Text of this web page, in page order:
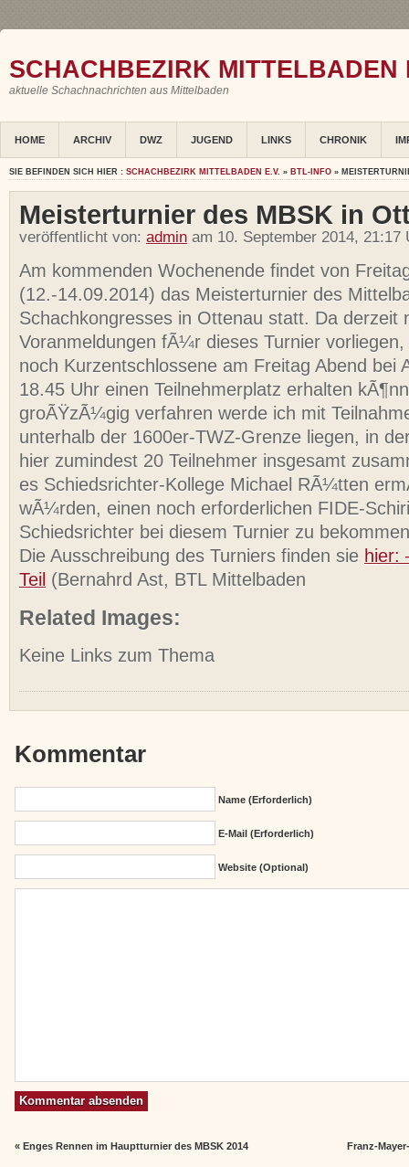
SCHACHBEZIRK MITTELBADEN
aktuelle Schachnachrichten aus Mittelbaden
HOME ARCHIV DWZ JUGEND LINKS CHRONIK
SIE BEFINDEN SICH HIER : SCHACHBEZIRK MITTELBADEN E.V. » BTL-INFO »
Meisterturnier des MBSK in
veröffentlicht von: admin am 10. September 2014,
Am kommenden Wochenende findet von
(12.-14.09.2014) das Meisterturnier des
Schachkongresses in Ottenau statt. Da derzeit
Voranmeldungen fÃ¼r dieses Turnier
noch Kurzentschlossene am Freitag Abend bei
18.45 Uhr einen Teilnehmerplatz erhalten
groÃŸzÃ¼gig verfahren werde ich mit
unterhalb der 1600er-TWZ-Grenze liegen, in
hier zumindest 20 Teilnehmer insgesamt
es Schiedsrichter-Kollege Michael RÃ¼tten
wÃ¼rden, einen noch erforderlichen FIDE-
Schiedsrichter bei diesem Turnier zu
Die Ausschreibung des Turniers finden sie hier:
Teil (Bernahrd Ast, BTL Mittelbaden
Related Images:
Keine Links zum Thema
Kommentar
Name (erforderlich)
E-Mail (erforderlich)
Website (Optional)
«Enges Rennen im Hauptturnier des MBSK 2014 Franz-